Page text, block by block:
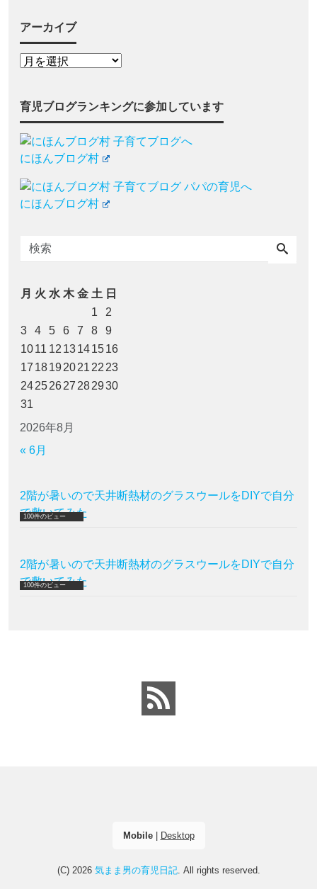
アーカイブ
育児ブログランキングに参加しています
にほんブログ村
にほんブログ村
2026年8月
月 火 水 木 金 土 日
1
2
3
4 5 6 7 8
9
1011 12 13141516
17 18192021 22 23
24252627 282930
31
« 6月
2階が暑いので天井断熱材のグラスウールをDIYで自分
で敷いてみた
100件のビュー
2階が暑いので天井断熱材のグラスウールをDIYで自分
で敷いてみた
100件のビュー
Mobile| Desktop
(C) 2026 気まま男の育児日記. All rights reserved.